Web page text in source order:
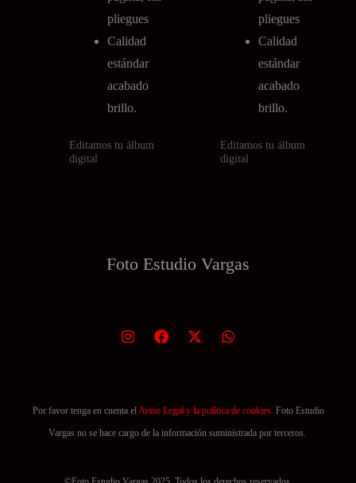
pliegues
Calidad
estándar
acabado
brillo.
Editamos tu álbum
digital
pliegues
Calidad
estándar
acabado
brillo.
Editamos tu álbum
digital
Foto Estudio Vargas
Por favor tenga en cuenta elAviso Legal y la política de cookies. Foto Estudio
Vargas no se hace cargo de la información suministrada por terceros.